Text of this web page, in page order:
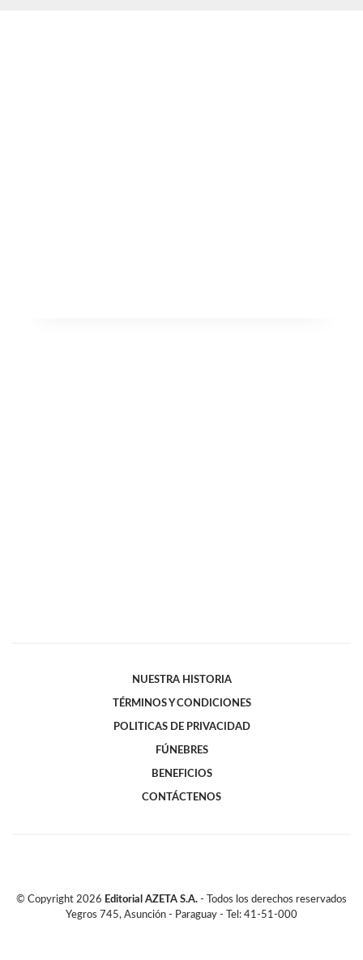
NUESTRA HISTORIA
TÉRMINOS Y CONDICIONES
POLITICAS DE PRIVACIDAD
FÚNEBRES
BENEFICIOS
CONTÁCTENOS
© Copyright 2026 Editorial AZETA S.A. - Todos los derechos reservados
Yegros 745, Asunción - Paraguay - Tel: 41-51-000